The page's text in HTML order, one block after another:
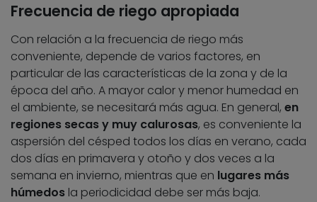
Frecuencia de riego apropiada
Con relación a la frecuencia de riego más
conveniente, depende de varios factores, en
particular de las características de la zona y de la
época del año. A mayor calor y menor humedad en
el ambiente, se necesitará más agua. En general, en
regiones secas y muy calurosas, es conveniente la
aspersión del césped todos los días en verano, cada
dos días en primavera y otoño y dos veces a la
semana en invierno, mientras que en lugares más
húmedos la periodicidad debe ser más baja.